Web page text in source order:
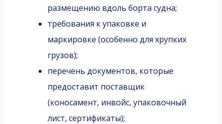
размещению вдоль борта судна;
требования к упаковке и
маркировке (особенно для хрупких
грузов);
перечень документов, которые
предоставит поставщик
(коносамент, инвойс, упаковочный
лист, сертификаты);